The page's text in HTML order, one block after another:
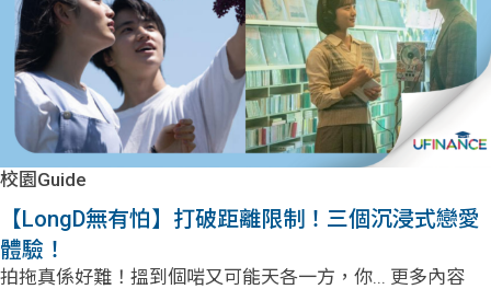
校園Guide
【LongD無有怕】打破距離限制！三個沉浸式戀愛
體驗！
拍拖真係好難！搵到個啱又可能天各一方，你... 更多內容